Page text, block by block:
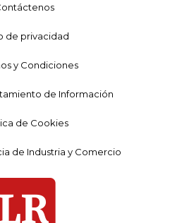
de privacidad
y Condiciones
de Información
de Cookies
de Industria y Comercio